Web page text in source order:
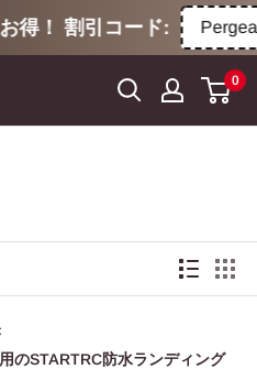
得！ 割引コード:
0
のSTARTRC防水ランディング